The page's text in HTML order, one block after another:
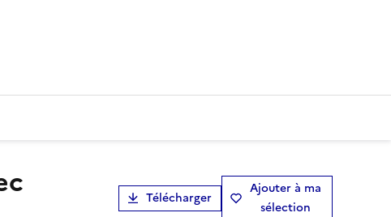
Télécharger
Ajouter à ma
sélection